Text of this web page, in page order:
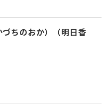
ちのおか）（明日香